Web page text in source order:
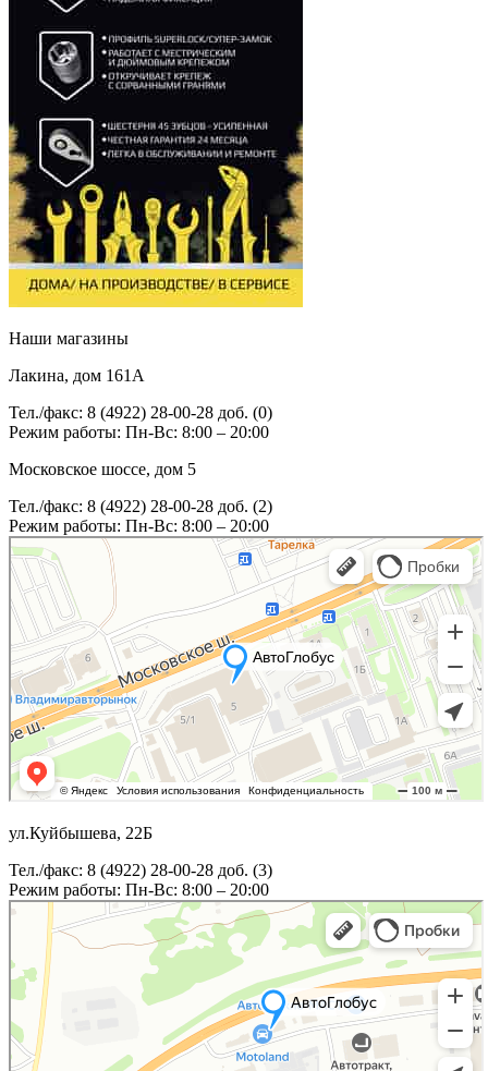
Наши магазины
Лакина, дом 161А
Тел./факс: 8 (4922) 28-00-28 доб. (0)
Режим работы: Пн-Вс: 8:00 – 20:00
Московское шоссе, дом 5
Тел./факс: 8 (4922) 28-00-28 доб. (2)
Режим работы: Пн-Вс: 8:00 – 20:00
ул.Куйбышева, 22Б
Тел./факс: 8 (4922) 28-00-28 доб. (3)
Режим работы: Пн-Вс: 8:00 – 20:00